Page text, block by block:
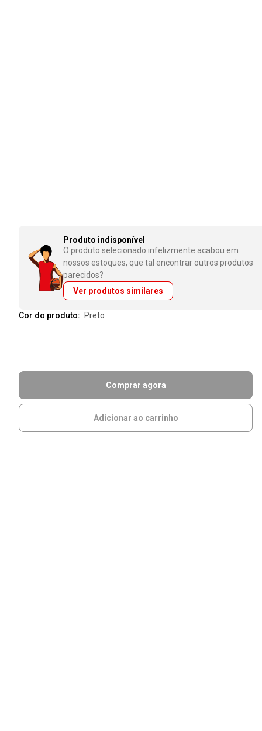
Produto indisponível
O produto selecionado infelizmente acabou em
nossos estoques, que tal encontrar outros produtos
parecidos?
Ver produtos similares
Cor do produto: preto
Comprar agora
Adicionar ao carrinho